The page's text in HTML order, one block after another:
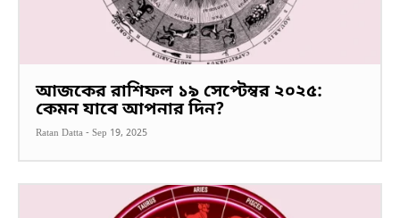
আজকের রাশিফল ১৯ সেপ্টেম্বর ২০২৫:
কেমন যাবে আপনার দিন?
Ratan Datta - Sep 19, 2025